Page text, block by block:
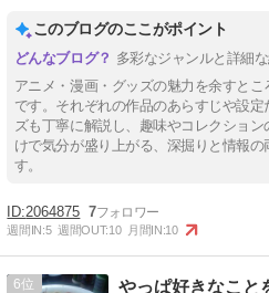
このブログのここがポイント
多彩なジャンルと詳細
アニメ・漫画・グッズの魅力を余すと
です。それぞれの作品のあらすじや設
ズも丁寧に解説し、趣味やコレクショ
けで気分が盛り上がる、深掘りと情報
す。
2064875 7
週間IN:5 週間OUT:10 月間IN:10
6